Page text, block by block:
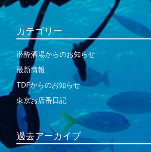
カテゴリー
潜酔酒場からのお知らせ
最新情報
TDFからのお知らせ
東京お店番日記
過去アーカイブ